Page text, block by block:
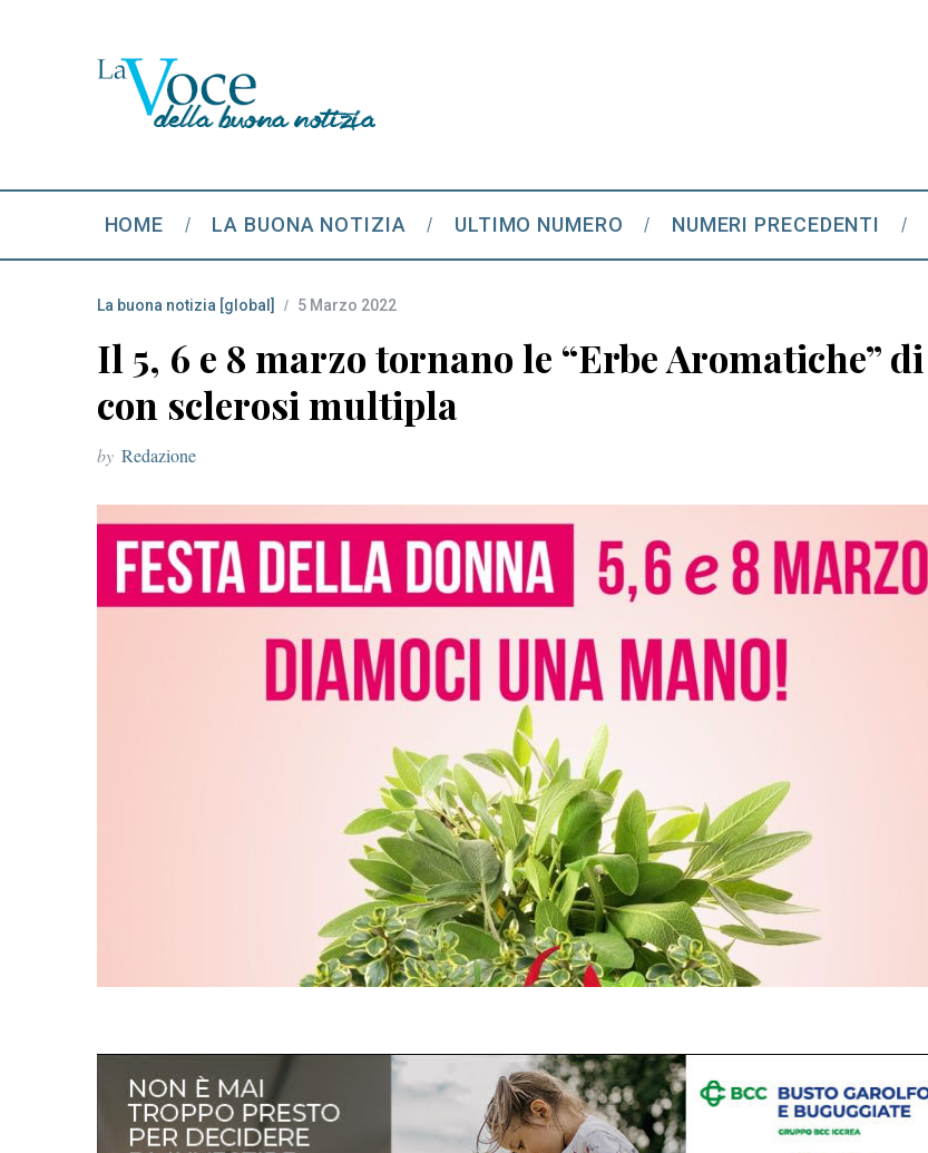
HOME LA BUONA NOTIZIA ULTIMO NUMERO NUMERI PRECEDENTI
La buona notizia [global] 5 Marzo 2022
Il 5, 6 e 8 marzo tornano le “Erbe Aromatiche”
con sclerosi multipla
by Redazione